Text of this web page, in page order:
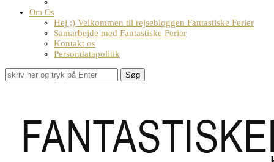
Om Os
Hej ;) Velkommen til rejsebloggen Fantastiske Ferier
Samarbejde med Fantastiske Ferier
Kontakt os
Persondatapolitik
Søg